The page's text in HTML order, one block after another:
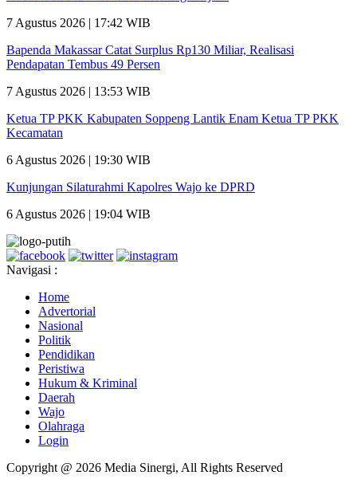
7 Agustus 2026 | 17:42 WIB
Bapenda Makassar Catat Surplus Rp130 Miliar, Realisasi
Pendapatan Tembus 49 Persen
7 Agustus 2026 | 13:53 WIB
Ketua TP PKK Kabupaten Soppeng Lantik Enam Ketua TP PKK
Kecamatan
6 Agustus 2026 | 19:30 WIB
Kunjungan Silaturahmi Kapolres Wajo ke DPRD
6 Agustus 2026 | 19:04 WIB
Navigasi :
Home
Advertorial
Nasional
Politik
Pendidikan
Peristiwa
Hukum & Kriminal
Daerah
Wajo
Olahraga
Login
Copyright @ 2026 Media Sinergi, All Rights Reserved